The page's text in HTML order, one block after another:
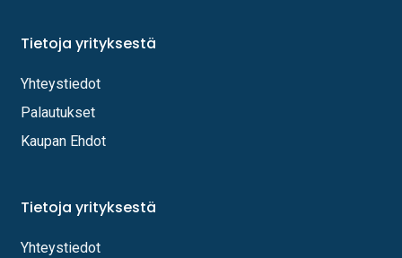
Tietoja yrityksestä
Yhteystiedot
Palautukset
Kaupan Ehdot
Tietoja yrityksestä
Yhteystiedot